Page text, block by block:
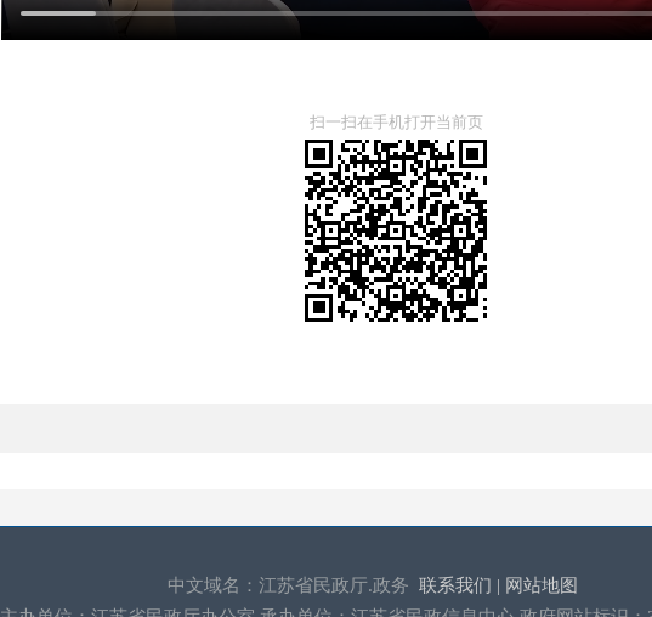
扫一扫在手机打开当前页
中文域名：江苏省民政厅.政务 联系我们 | 网站地图